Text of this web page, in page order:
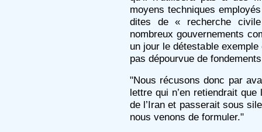
moyens techniques
dites de « recherche
nombreux gouvernements
un jour le détestable
pas dépourvue de
"Nous récusons donc par
lettre qui n’en retiendrait
de l’Iran et passerait sous
nous venons de formuler."